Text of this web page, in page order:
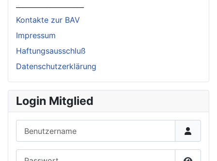
Kontakte zur BAV
Impressum
Haftungsausschluß
Datenschutzerklärung
Login Mitglied